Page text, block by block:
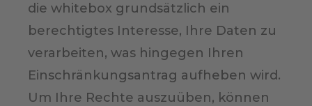
die whitebox grundsätzlich ein
berechtigtes Interesse, Ihre Daten zu
verarbeiten, was hingegen Ihren
Einschränkungsantrag aufheben wird.
Um Ihre Rechte auszuüben, können